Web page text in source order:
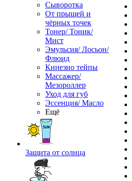
Сыворотка
От прыщей и
чёрных точек
Тонер/ Тоник/
Мист
Эмульсия/ Лосьон/
Флюид
Кинезио тейпы
Массажер/
Мезороллер
Уход для губ
Эссенция/ Масло
Ещё
Защита от солнца